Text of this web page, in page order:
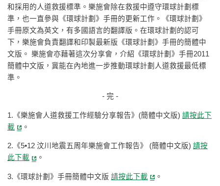
和採用的人道救援標準。樂施會除在救援中遵守環球計劃標
準，也一直參與《環球計劃》手冊的更新工作。《環球計劃》
手冊原文為英文，有多國語言的翻譯版。在環球計劃的認可
下，樂施會負責翻譯和印製最新版《環球計劃》手冊的簡體中
文版。 樂施會亦藉著這次分享會，介紹《環球計劃》手冊2011
簡體中文版，冀能在內地進一步推動環球計劃人道救援最低標
準。
- 完 -
1.《樂施會人道救援工作經驗分享報告》(簡體中文版) 請按此下
載
。
2.《5•12 汶川地震五周年樂施會工作報告》 (簡體中文版) 請按
此下載
。
3.《環球計劃》手冊簡體中文版 請按此下載 。